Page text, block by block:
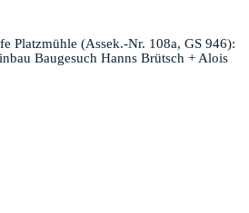
Platzmühle (Assek.-Nr. 108a, GS 946):
Baugesuch Hanns Brütsch + Alois